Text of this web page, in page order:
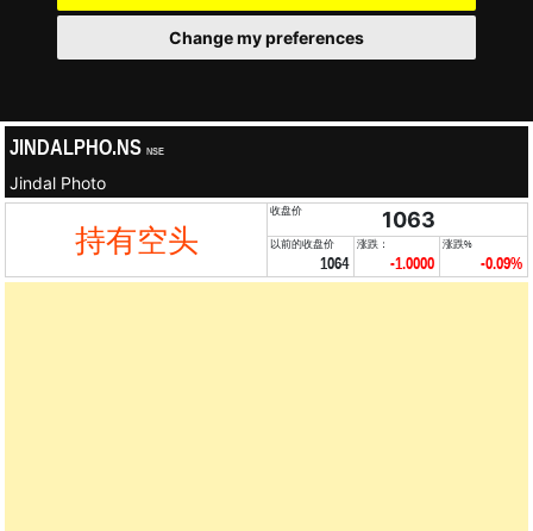
Change my preferences
JINDALPHO.NS NSE
Jindal Photo
持有空头
收盘价 1063
以前的收盘价
1064
涨跌：
-1.0000
涨跌%
-0.09%